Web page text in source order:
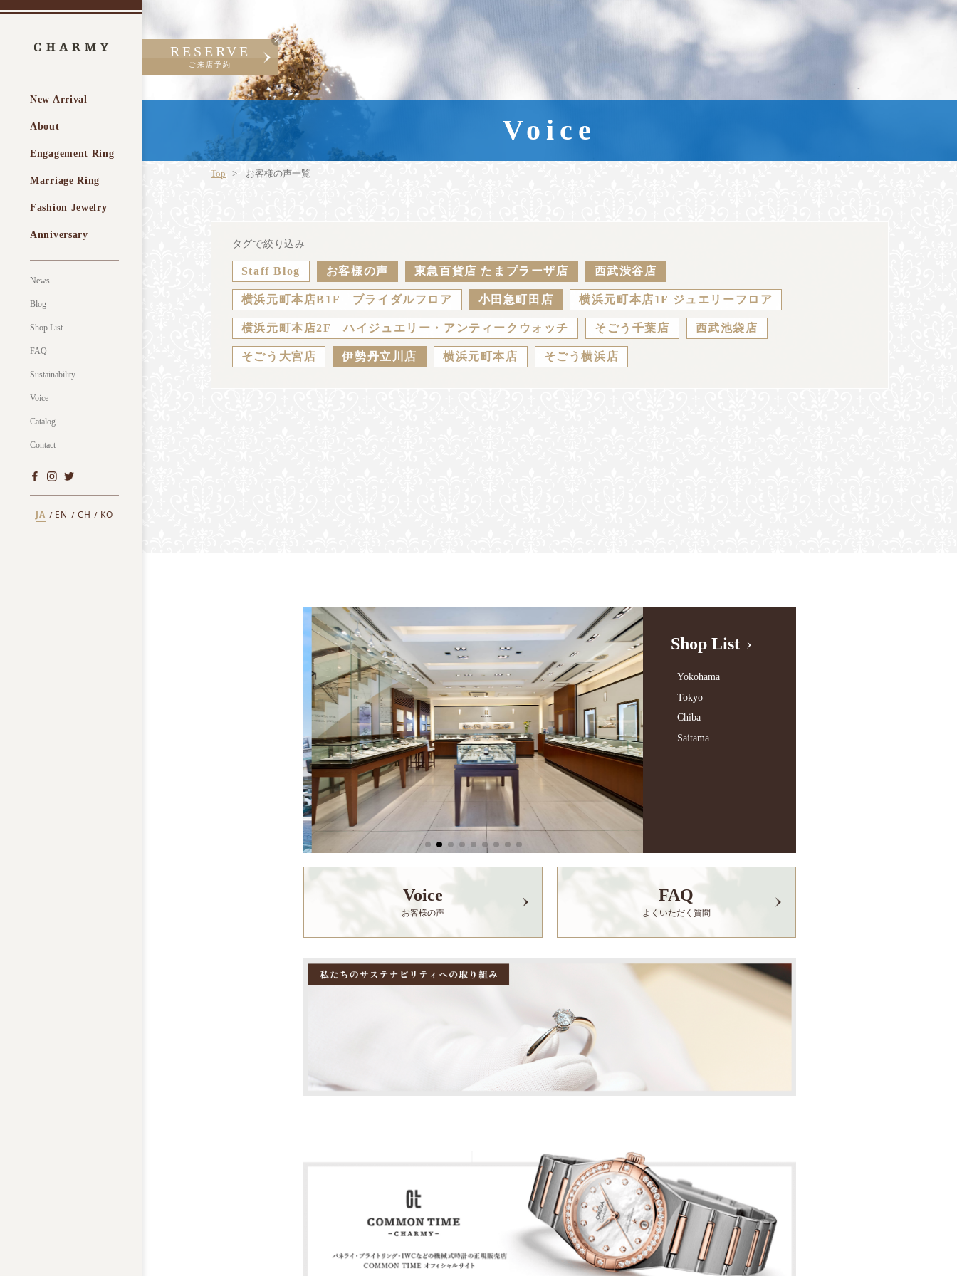
New Arrival
About
Engagement Ring
Marriage Ring
Fashion Jewelry
Anniversary
News
Blog
Shop List
FAQ
Sustainability
Voice
Catalog
Contact
JA EN CH KO
RESERVE
ご来店予約
Voice
Top お客様の声一覧
タグで絞り込み
Staff Blog お客様の声 東急百貨店 たまプラーザ店 西武渋谷店
横浜元町本店B1F ブライダルフロア 小田急町田店 横浜元町本店1F ジュエリーフロア
横浜元町本店2F ハイジュエリー・アンティークウォッチ そごう千葉店 西武池袋店
そごう大宮店 伊勢丹立川店 横浜元町本店 そごう横浜店
Shop List
Yokohama
Tokyo
Chiba
Saitama
Voice
お客様の声
FAQ
よくいただく質問